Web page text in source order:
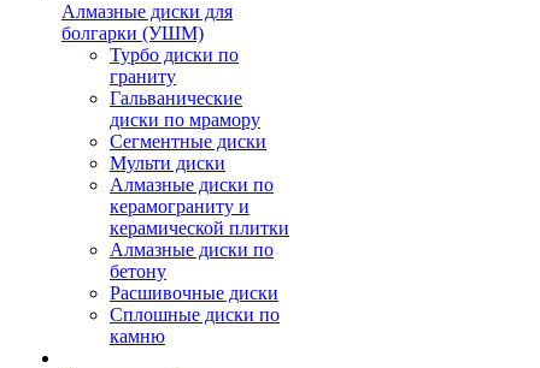
Алмазные диски для
болгарки (УШМ)
Турбо диски по
граниту
Гальванические
диски по мрамору
Сегментные диски
Мульти диски
Алмазные диски по
керамограниту и
керамической плитки
Алмазные диски по
бетону
Расшивочные диски
Сплошные диски по
камню